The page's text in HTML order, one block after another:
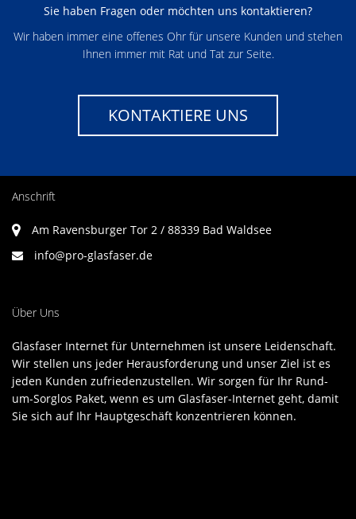
Sie haben Fragen oder möchten uns kontaktieren?
Wir haben immer eine offenes Ohr für unsere Kunden und stehen
Ihnen immer mit Rat und Tat zur Seite.
KONTAKTIERE UNS
Anschrift
Am Ravensburger Tor 2 / 88339 Bad Waldsee
info@pro-glasfaser.de
Über Uns
Glasfaser Internet für Unternehmen ist unsere Leidenschaft.
Wir stellen uns jeder Herausforderung und unser Ziel ist es
jeden Kunden zufriedenzustellen. Wir sorgen für Ihr Rund-
um-Sorglos Paket, wenn es um Glasfaser-Internet geht, damit
Sie sich auf Ihr Hauptgeschäft konzentrieren können.